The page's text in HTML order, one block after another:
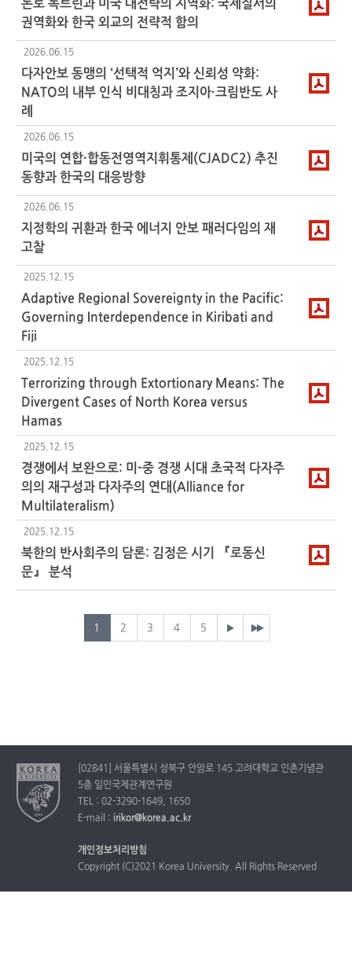
돈로 독트린과 미국 대전략의 지역화: 국제질서의
권역화와 한국 외교의 전략적 함의
2026.06.15
다자안보 동맹의 ‘선택적 억지’와 신뢰성 약화:
NATO의 내부 인식 비대칭과 조지아·크림반도 사
례
2026.06.15
미국의 연합·합동전영역지휘통제(CJADC2) 추진
동향과 한국의 대응방향
2026.06.15
지정학의 귀환과 한국 에너지 안보 패러다임의 재
고찰
2025.12.15
Adaptive Regional Sovereignty in the Pacific:
Governing Interdependence in Kiribati and
Fiji
2025.12.15
Terrorizing through Extortionary Means: The
Divergent Cases of North Korea versus
Hamas
2025.12.15
경쟁에서 보완으로: 미-중 경쟁 시대 초국적 다자주
의의 재구성과 다자주의 연대(Alliance for
Multilateralism)
2025.12.15
북한의 반사회주의 담론: 김정은 시기 『로동신
문』 분석
1 2 3 4 5
[02841] 서울특별시 성북구 안암로 145 고려대학교 인촌기념관
5층 일민국제관계연구원
TEL : 02-3290-1649, 1650
E-mail : irikor@korea.ac.kr
개인정보처리방침
Copyright (C)2021 Korea University. All Rights Reserved